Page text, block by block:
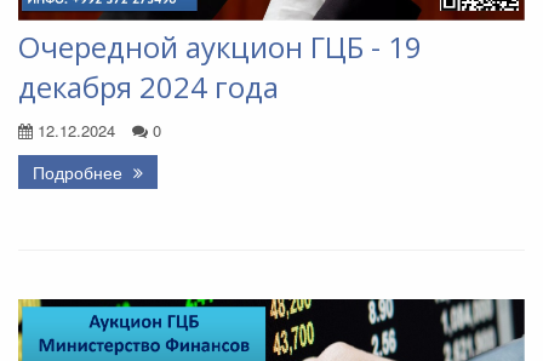
Очередной аукцион ГЦБ - 19
декабря 2024 года
12.12.2024 0
Подробнее